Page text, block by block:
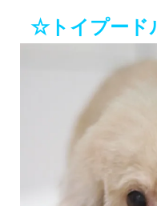
☆トイプード